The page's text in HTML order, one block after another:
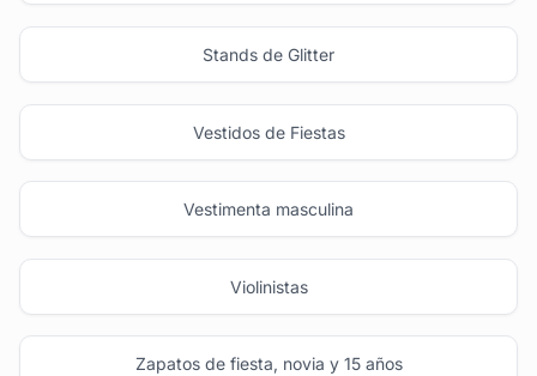
Stands de Glitter
Vestidos de Fiestas
Vestimenta masculina
Violinistas
Zapatos de fiesta, novia y 15 años